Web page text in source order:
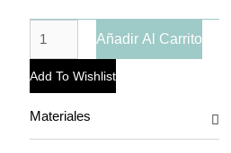
Añadir Al Carrito
Add To Wishlist
Materiales